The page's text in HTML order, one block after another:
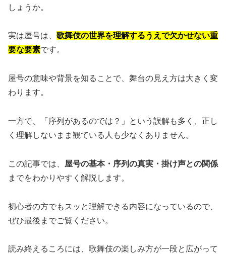
しょうか。
実は屋号は、 歌舞伎の世界を理解するうえで欠かせない重
要な要素です。
屋号の意味や背景を知ることで、舞台の見え方は大きく変
わります。
一方で、「序列があるのでは？」という誤解も多く、正し
く理解しないまま観ている人も少なくありません。
この記事では、 屋号の基本・序列の真実・掛け声との関係
までをわかりやすく解説します。
初心者の方でもスッと理解できる内容になっているので、
ぜひ最後までご覧ください。
読み終えるころには、歌舞伎の楽しみ方が一段と広がって